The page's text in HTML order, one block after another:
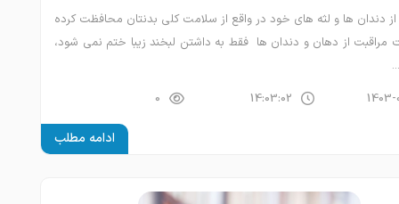
ادامه مطلب
از دندان ها و لثه های خود در واقع از سلامت کلی بدنتان محافظت کرده
مراقبت از دهان و دندان ها فقط به داشتن لبخند زیبا ختم نمی شود،
14:03:02
0